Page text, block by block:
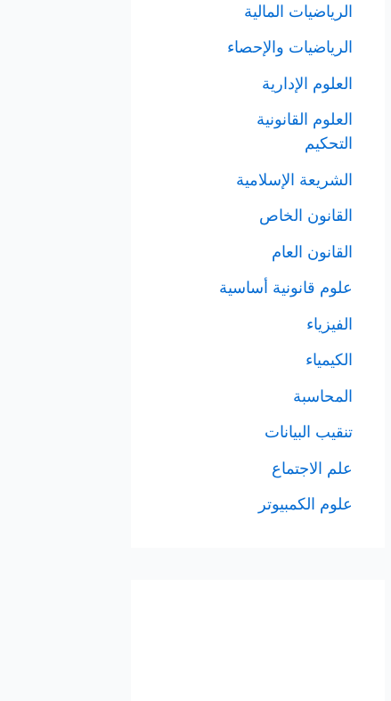
الرياضيات المالية
الرياضيات والإحصاء
العلوم الإدارية
العلوم القانونية
التحكيم
الشريعة الإسلامية
القانون الخاص
القانون العام
علوم قانونية أساسية
الفيزياء
الكيمياء
المحاسبة
تنقيب البيانات
علم الاجتماع
علوم الكمبيوتر